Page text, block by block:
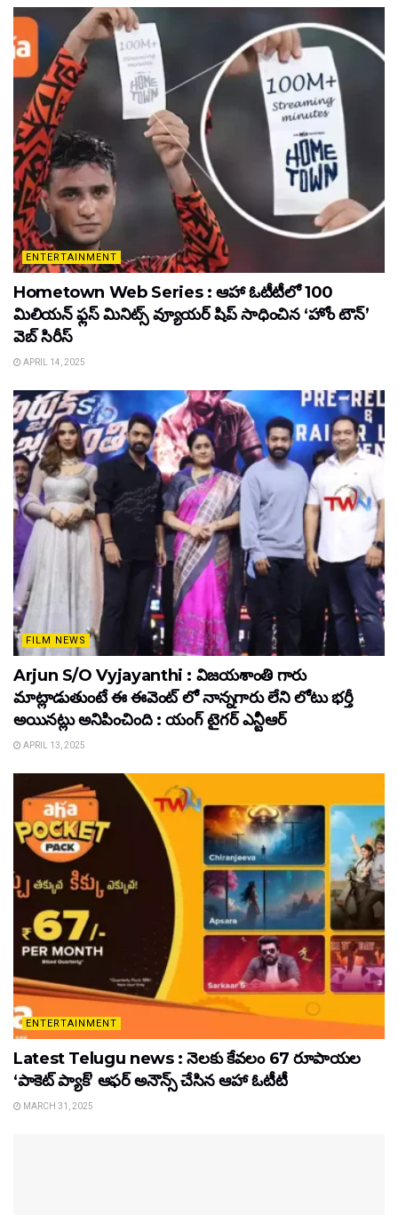
ENTERTAINMENT
Hometown Web Series : ఆహా ఓటీటీలో 100
మిలియన్ ఫ్లస్ మినిట్స్ వ్యూయర్ షిప్ సాధించిన ‘హోం టౌన్’
వెబ్ సిరీస్
APRIL 14, 2025
FILM NEWS
Arjun S/O Vyjayanthi : విజయశాంతి గారు
మాట్లాడుతుంటే ఈ ఈవెంట్ లో నాన్నగారు లేని లోటు భర్తీ
అయినట్లు అనిపించింది : యంగ్ టైగర్ ఎన్టీఆర్
APRIL 13, 2025
ENTERTAINMENT
Latest Telugu news : నెలకు కేవలం 67 రూపాయల
‘పాకెట్ ప్యాక్’ ఆఫర్ అనౌన్స్ చేసిన ఆహా ఓటీటీ
MARCH 31, 2025